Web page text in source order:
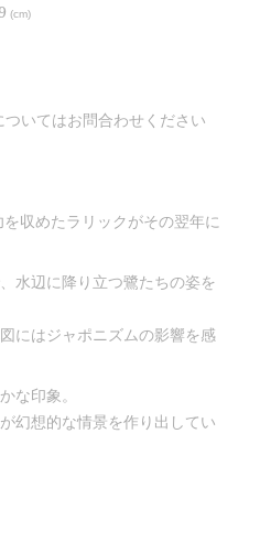
(cm)
いてはお問合わせください
収めたラリックがその翌年に
水辺に降り立つ鷺たちの姿を
にはジャポニズムの影響を感
な印象。
幻想的な情景を作り出してい